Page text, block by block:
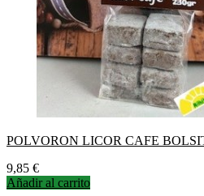
POLVORON LICOR CAFE
Precio
9,85 €
Añadir al carrito